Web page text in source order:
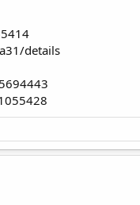
details